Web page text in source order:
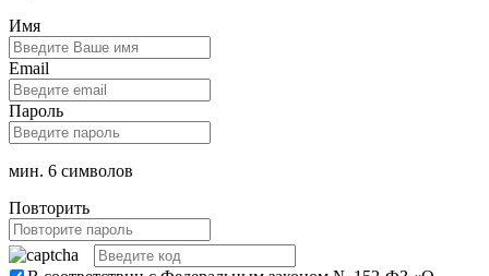
Имя
Email
Пароль
мин. 6 символов
Повторить